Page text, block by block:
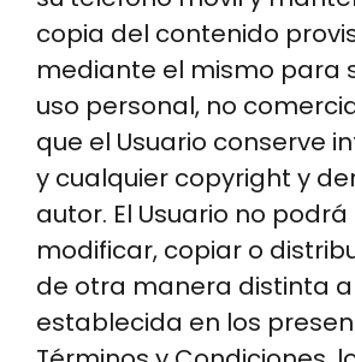
copia del contenido
mediante el mismo para
uso personal, no
que el Usuario conserve
y cualquier copyright y
autor. El Usuario no
modificar, copiar o
de otra manera distinta
establecida en los